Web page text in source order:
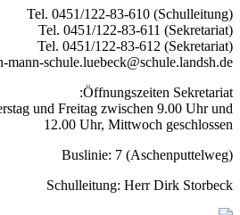
Tel. 0451/122-83-610 (Schulleitung)
Tel. 0451/122-83-611 (Sekretariat)
Tel. 0451/122-83-612 (Sekretariat)
schule.luebeck@schule.landsh.de
Öffnungszeiten Sekretariat:
und Freitag zwischen 9.00 Uhr und
12.00 Uhr, Mittwoch geschlossen
Buslinie: 7 (Aschenputtelweg)
Schulleitung: Herr Dirk Storbeck